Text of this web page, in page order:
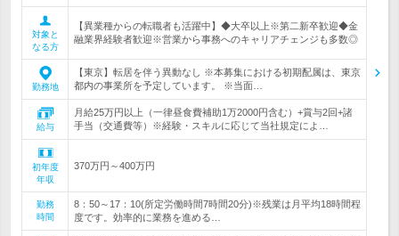
対象と
なる方
【異業種からの転職者も活躍中】◆大卒以上※第二新卒歓迎◆金
融業界経験者歓迎※営業から事務へのキャリアチェンジも多数◎
勤務地
【東京】転居を伴う異動なし ※本募集における初期配属は、東京
都内の事業所を予定しています。 ※当面…
給与
月給25万円以上（一律昼食費補助1万2000円含む）+賞与2回+諸
手当（交通費等）※経験・スキルに応じて当社規定によ…
初年度
年収
370万円～400万円
勤務
時間
8：50～17：10(所定労働時間7時間20分)※残業は月平均18時間程
度です。効率的に業務を進める…